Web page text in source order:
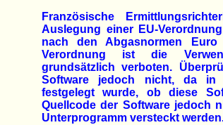
Französische
Auslegung einer EU-
nach den Abgasnormen
Verordnung ist die
grundsätzlich verboten.
Software jedoch nicht, da in
festgelegt wurde, ob diese
Quellcode der Software jedoch
Unterprogramm versteckt